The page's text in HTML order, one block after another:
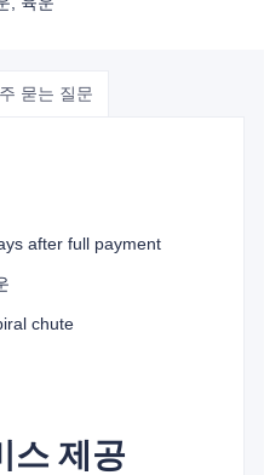
묻는 질문
after full payment
chute
스 제공